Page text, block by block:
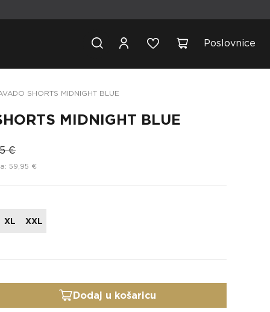
Poslovnice
SHORTS MIDNIGHT BLUE
MIDNIGHT BLUE
€
59,95 €
XL XXL
Dodaj u košaricu